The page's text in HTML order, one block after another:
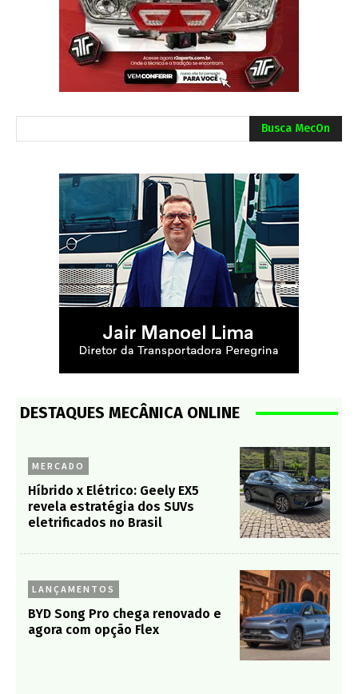
Busca MecOn
DESTAQUES MECÂNICA ONLINE
MERCADO
Híbrido x Elétrico: Geely EX5
revela estratégia dos SUVs
eletrificados no Brasil
LANÇAMENTOS
BYD Song Pro chega renovado e
agora com opção Flex